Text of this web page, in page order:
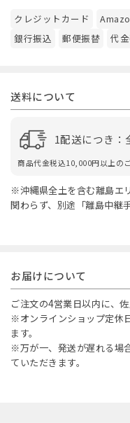
クレジットカード
銀行振込
郵便振替 代
送料について
1配送につき：
商品代金税込10,000円以上の
※沖縄県全土を含む離島エ
関わらず、別途「離島中継
お届けについて
ご注文の4営業日以内に、
※オンラインショップ定休
ます。
※万が一、発送が遅れる場
ていただきます。